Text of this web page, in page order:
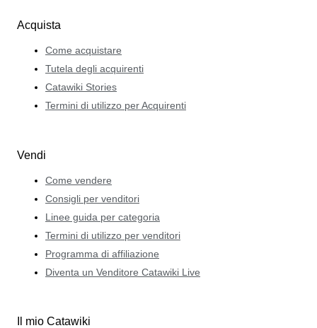
Acquista
Come acquistare
Tutela degli acquirenti
Catawiki Stories
Termini di utilizzo per Acquirenti
Vendi
Come vendere
Consigli per venditori
Linee guida per categoria
Termini di utilizzo per venditori
Programma di affiliazione
Diventa un Venditore Catawiki Live
Il mio Catawiki